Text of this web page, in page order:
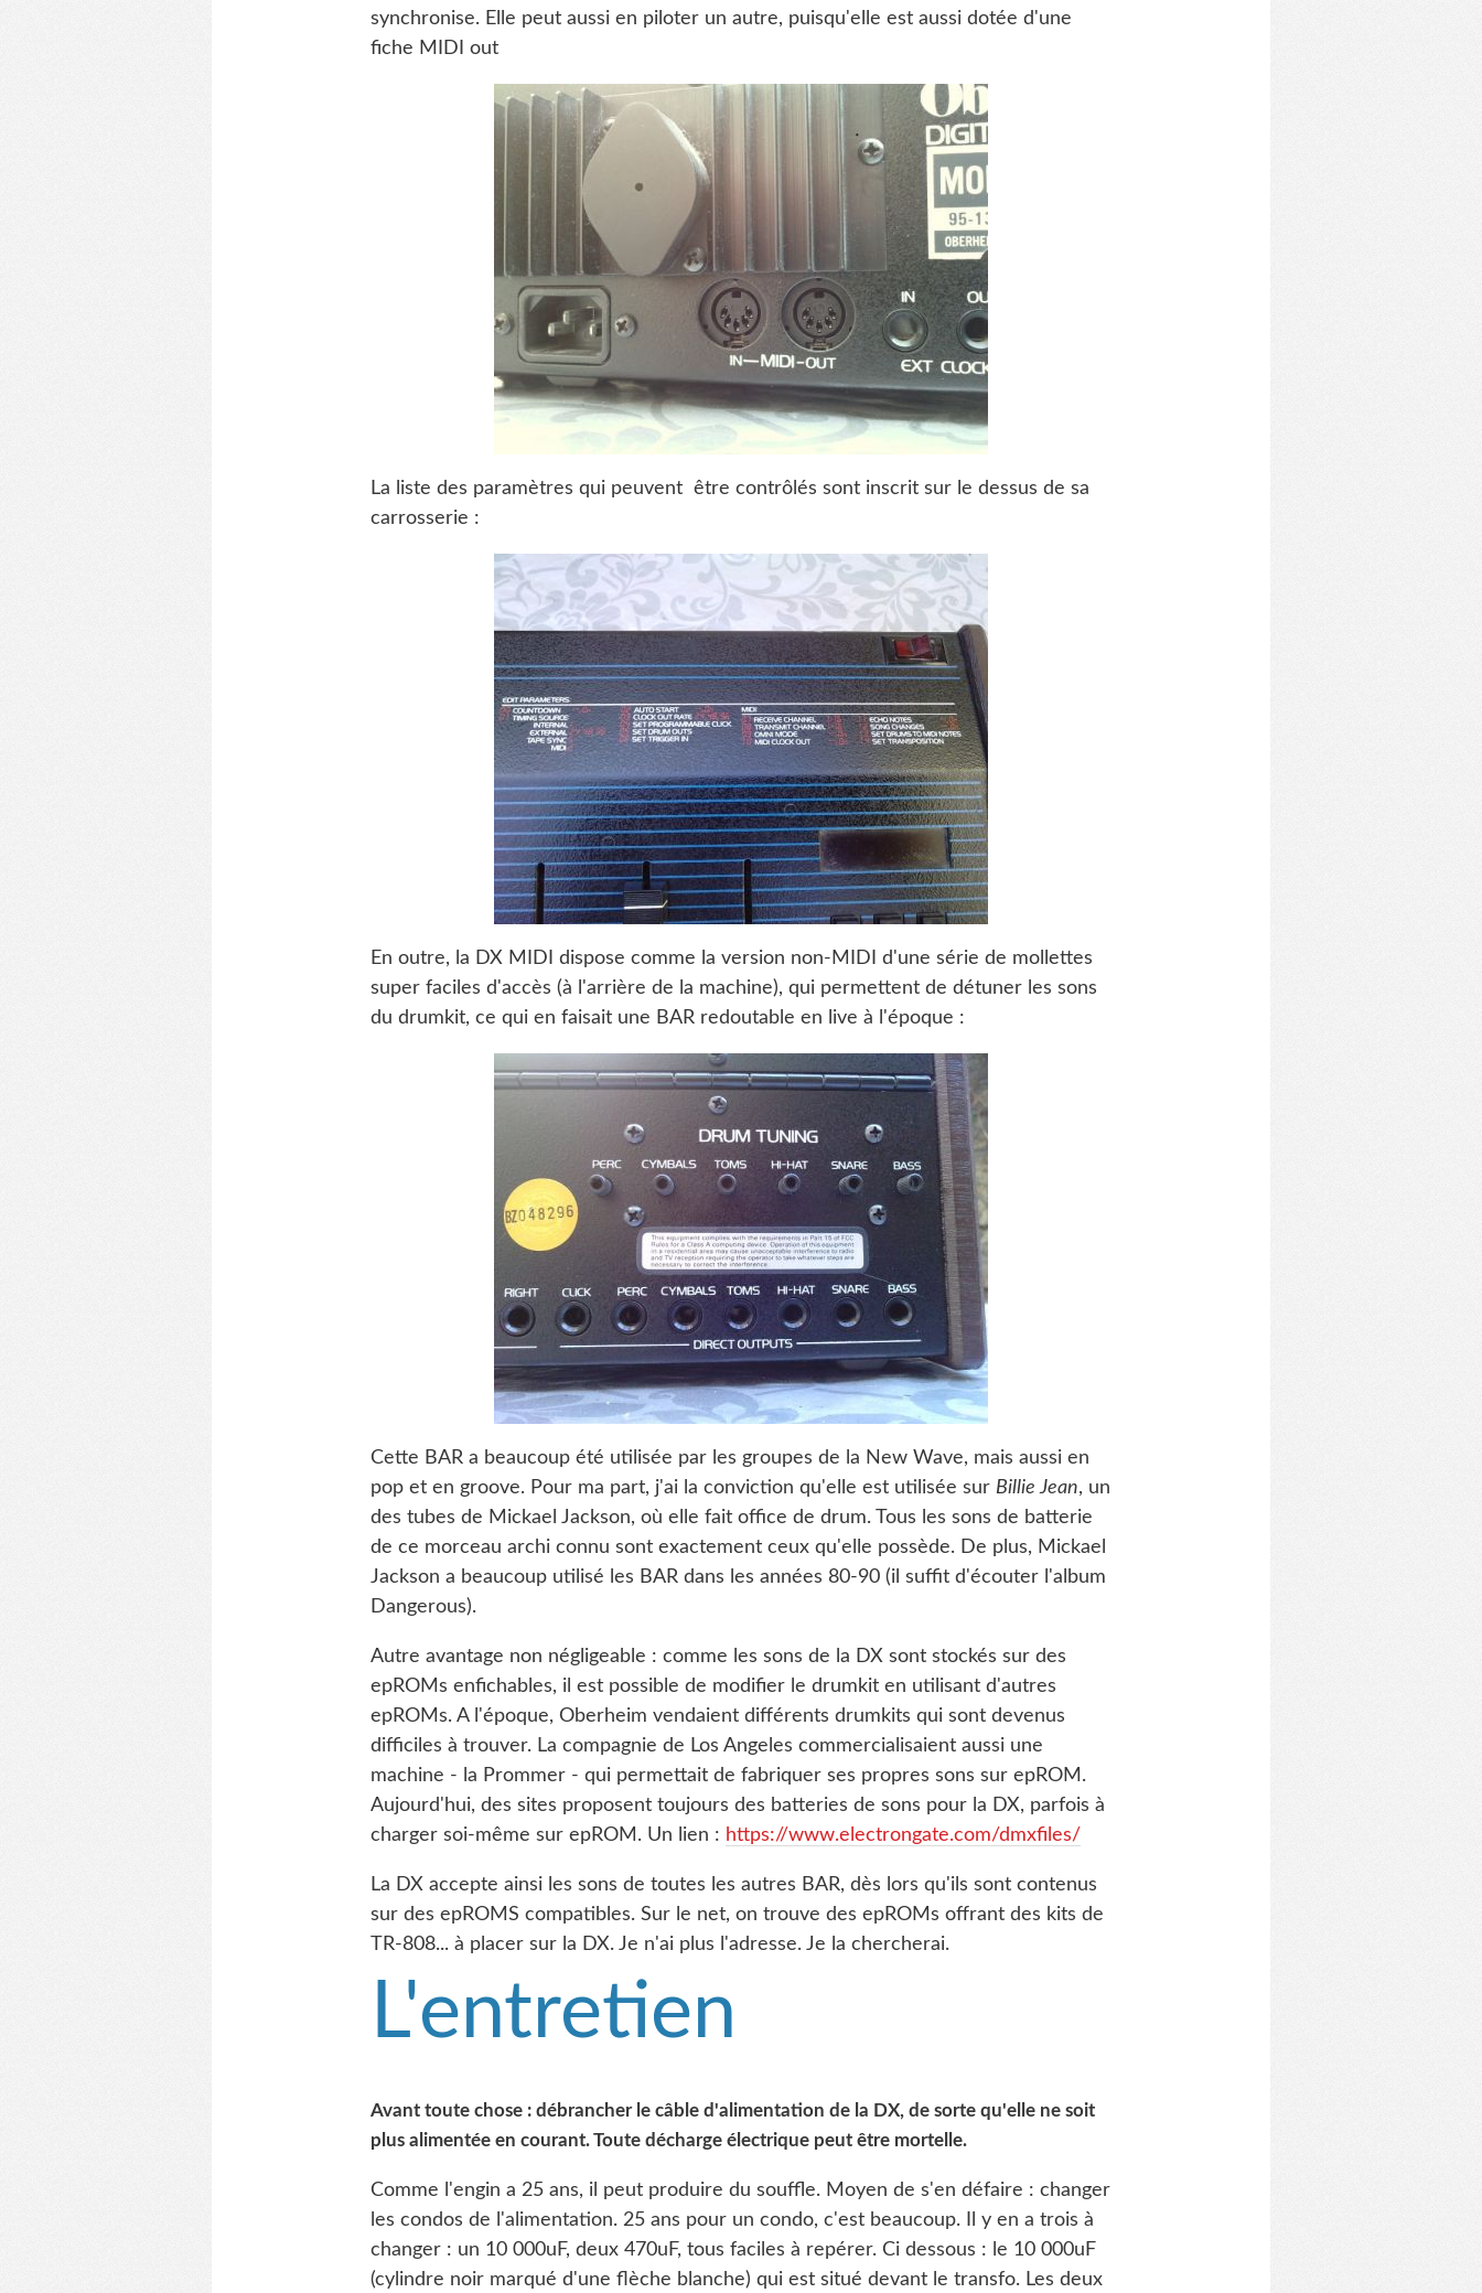
synchronise. Elle peut aussi en piloter un autre, puisqu'elle est aussi dotée d'une
fiche MIDI out
La liste des paramètres qui peuvent être contrôlés sont inscrit sur le dessus de sa
carrosserie :
En outre, la DX MIDI dispose comme la version non-MIDI d'une série de mollettes
super faciles d'accès (à l'arrière de la machine), qui permettent de détuner les sons
du drumkit, ce qui en faisait une BAR redoutable en live à l'époque :
Cette BAR a beaucoup été utilisée par les groupes de la New Wave, mais aussi en
pop et en groove. Pour ma part, j'ai la conviction qu'elle est utilisée sur Billie Jean, un
des tubes de Mickael Jackson, où elle fait office de drum. Tous les sons de batterie
de ce morceau archi connu sont exactement ceux qu'elle possède. De plus, Mickael
Jackson a beaucoup utilisé les BAR dans les années 80-90 (il suffit d'écouter l'album
Dangerous).
Autre avantage non négligeable : comme les sons de la DX sont stockés sur des
epROMs enfichables, il est possible de modifier le drumkit en utilisant d'autres
epROMs. A l'époque, Oberheim vendaient différents drumkits qui sont devenus
difficiles à trouver. La compagnie de Los Angeles commercialisaient aussi une
machine - la Prommer - qui permettait de fabriquer ses propres sons sur epROM.
Aujourd'hui, des sites proposent toujours des batteries de sons pour la DX, parfois à
charger soi-même sur epROM. Un lien : https://www.electrongate.com/dmxfiles/
La DX accepte ainsi les sons de toutes les autres BAR, dès lors qu'ils sont contenus
sur des epROMS compatibles. Sur le net, on trouve des epROMs offrant des kits de
TR-808... à placer sur la DX. Je n'ai plus l'adresse. Je la chercherai.
L'entretien
Avant toute chose : débrancher le câble d'alimentation de la DX, de sorte qu'elle ne soit
plus alimentée en courant. Toute décharge électrique peut être mortelle.
Comme l'engin a 25 ans, il peut produire du souffle. Moyen de s'en défaire : changer
les condos de l'alimentation. 25 ans pour un condo, c'est beaucoup. Il y en a trois à
changer : un 10 000uF, deux 470uF, tous faciles à repérer. Ci dessous : le 10 000uF
(cylindre noir marqué d'une flèche blanche) qui est situé devant le transfo. Les deux